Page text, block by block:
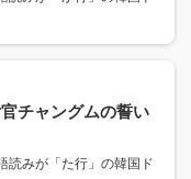
チャングムの誓い
読みが「た行」の韓国ド